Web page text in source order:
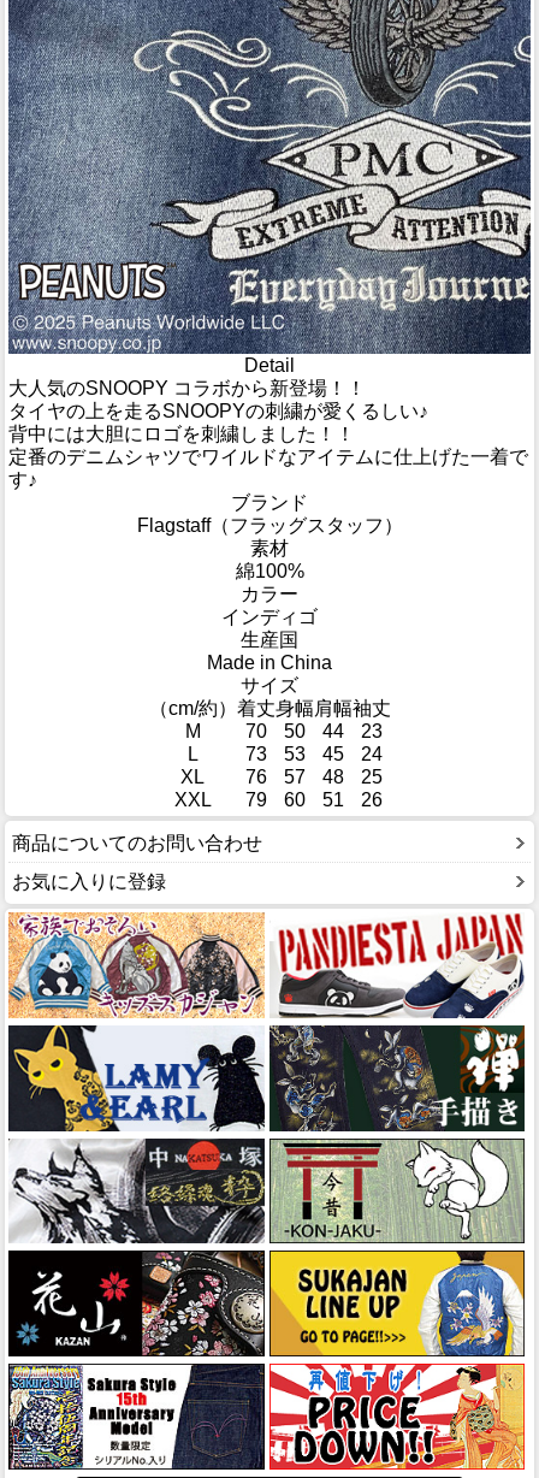
Detail
大人気のSNOOPY コラボから新登場！！
タイヤの上を走るSNOOPYの刺繍が愛くるしい♪
背中には大胆にロゴを刺繍しました！！
定番のデニムシャツでワイルドなアイテムに仕上げた一着で
す♪
ブランド
Flagstaff（フラッグスタッフ）
素材
綿100%
カラー
インディゴ
生産国
Made in China
サイズ
（cm/約） 着丈身幅肩幅袖丈
M
70 50 44
23
L
73 53 45
24
XL
76 57 48
25
XXL
79 60 51 26
商品についてのお問い合わせ
お気に入りに登録